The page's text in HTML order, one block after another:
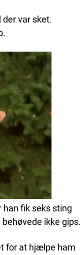
var sket.
fik seks sting
ikke gips.
for at hjælpe ham